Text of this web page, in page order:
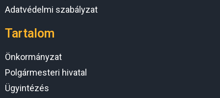
Adatvédelmi szabályzat
Tartalom
Önkormányzat
Polgármesteri hivatal
Ügyintézés